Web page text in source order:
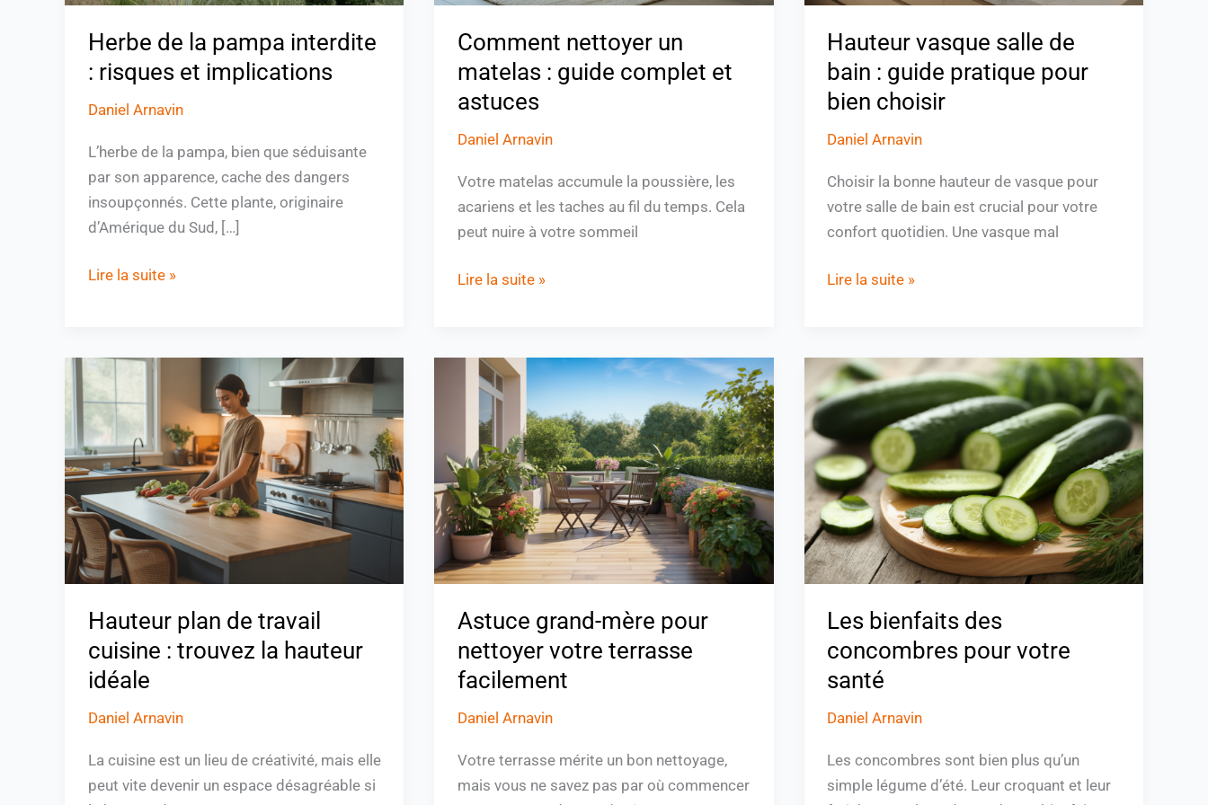
Herbe de la pampa interdite
: risques et implications
Daniel Arnavin
L’herbe de la pampa, bien que séduisante
par son apparence, cache des dangers
insoupçonnés. Cette plante, originaire
d’Amérique du Sud, […]
Lire la suite »
Comment nettoyer un
matelas : guide complet et
astuces
Daniel Arnavin
Votre matelas accumule la poussière, les
acariens et les taches au fil du temps. Cela
peut nuire à votre sommeil
Lire la suite »
Hauteur vasque salle de
bain : guide pratique pour
bien choisir
Daniel Arnavin
Choisir la bonne hauteur de vasque pour
votre salle de bain est crucial pour votre
confort quotidien. Une vasque mal
choisir
Lire la suite »
Hauteur plan de travail
cuisine : trouvez la hauteur
idéale
Daniel Arnavin
La cuisine est un lieu de créativité, mais elle
peut vite devenir un espace désagréable si
Hauteur
plan
de
travail
cuisine
:
trouvez
la
hauteur
Astuce grand-mère pour
nettoyer votre terrasse
facilement
Daniel Arnavin
Votre terrasse mérite un bon nettoyage,
mais vous ne savez pas par où commencer
Astuce
grand-
mère
pour
nettoyer
votre
terrasse
facilement
Les bienfaits des
concombres pour votre
santé
Daniel Arnavin
Les concombres sont bien plus qu’un
simple légume d’été. Leur croquant et leur
Les
bienfaits
concombres
pour
votre
santé